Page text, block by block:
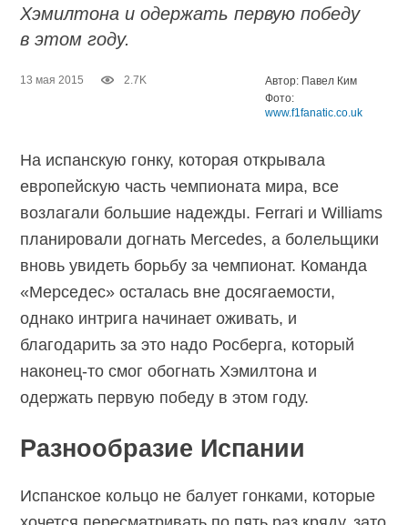
Хэмилтона и одержать первую победу
в этом году.
13 мая 2015 2.7K
Автор: Павел Ким
Фото:
www.f1fanatic.co.uk
На испанскую гонку, которая открывала
европейскую часть чемпионата мира, все
возлагали большие надежды. Ferrari и Williams
планировали догнать Mercedes, а болельщики
вновь увидеть борьбу за чемпионат. Команда
«Мерседес» осталась вне досягаемости,
однако интрига начинает оживать, и
благодарить за это надо Росберга, который
наконец-то смог обогнать Хэмилтона и
одержать первую победу в этом году.
Разнообразие Испании
Испанское кольцо не балует гонками, которые